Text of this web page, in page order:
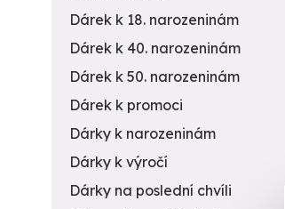
Dárek k 18. narozeninám
Dárek k 40. narozeninám
Dárek k 50. narozeninám
Dárek k promoci
Dárky k narozeninám
Dárky k výročí
Dárky na poslední chvíli